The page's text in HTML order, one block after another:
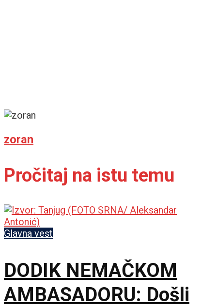
zoran
Pročitaj na istu temu
Glavna vest
DODIK NEMAČKOM
AMBASADORU: Došli